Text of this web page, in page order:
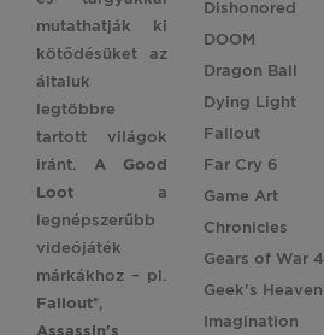
mutathatják ki
kötődésüket az
általuk
legtöbbre
tartott világok
iránt.A Good
Loot a
legnépszerűbb
videójáték
márkákhoz – pl.
Fallout®,
Assassin's
Dishonored
DOOM
Dragon Ball
Dying Light
Fallout
Far Cry 6
Game Art
Chronicles
Gears of War 4
Geek's Heaven
Imagination